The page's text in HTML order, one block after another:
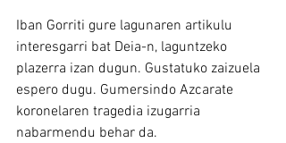
Iban Gorriti gure lagunaren artikulu
interesgarri bat Deia-n, laguntzeko
plazerra izan dugun. Gustatuko zaizuela
espero dugu. Gumersindo Azcarate
koronelaren tragedia izugarria
nabarmendu behar da.